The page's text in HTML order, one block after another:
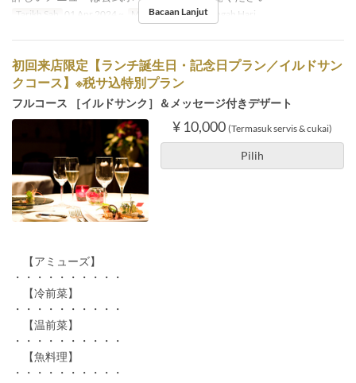
Tarikh Sah 01 Apr 2024 ~ Makanan Makan Tengah Hari
Bacaan Lanjut
初回来店限定【ランチ誕生日・記念日プラン／イルドサン
クコース】※税サ込特別プラン
フルコース ［イルドサンク］＆メッセージ付きデザート
¥ 10,000 (Termasuk servis & cukai)
Pilih
【アミューズ】
・・・・・・・・・・
【冷前菜】
・・・・・・・・・・
【温前菜】
・・・・・・・・・・
【魚料理】
・・・・・・・・・・